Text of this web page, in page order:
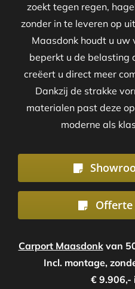
zoekt tegen regen,
zonder in te leveren op
Maasdonk houdt u uw
beperkt u de belasting
creëert u direct meer
Dankzij de strakke
materialen past deze
moderne als
Offerte
Carport Maasdonkvan
Incl. montage,
€ 9.906,-